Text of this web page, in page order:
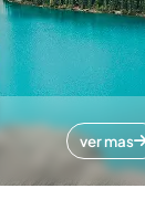
ver mas